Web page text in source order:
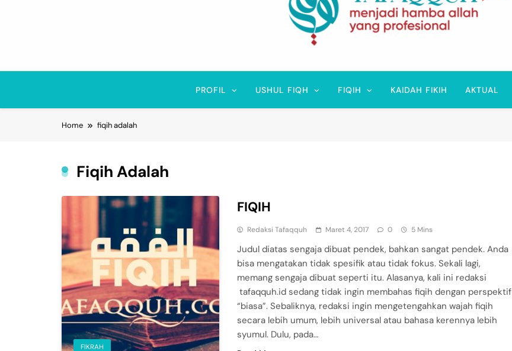
Tafaqquh.ID
PROFIL USHUL FIQH FIQIH KAIDAH FIKIH AKTUAL
Home fiqih adalah
Fiqih Adalah
FIKRAH
FIQIH
Redaksi Tafaqquh Maret 4, 2017 0 5 Mins
Judul diatas sengaja dibuat pendek, bahkan sangat pendek. Anda
bisa mengatakan tidak spesifik atau tidak fokus. Sekali lagi,
memang sengaja dibuat seperti itu. Alasanya, kali ini redaksi
tafaqquh.id sedang tidak ingin membahas fiqih dengan perspektif
“biasa”. Sebaliknya, redaksi ingin mengetengahkan wajah fiqih
secara lebih umum, lebih universal atau bahasa kerennya lebih ​
syumul. Dulu, pada…